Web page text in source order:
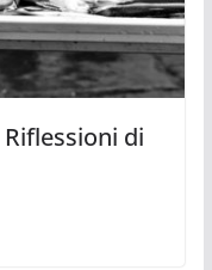
Riflessioni di